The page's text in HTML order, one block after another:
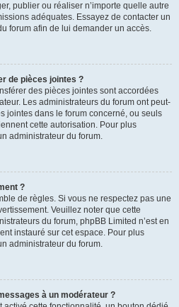
publier ou réaliser n’importe quelle autre
adéquates. Essayez de contacter un
forum afin de lui demander un accès.
de pièces jointes ?
des pièces jointes sont accordées
Les administrateurs du forum ont peut-
jointes dans le forum concerné, ou seuls
cette autorisation. Pour plus
administrateur du forum.
?
de règles. Si vous ne respectez pas une
Veuillez noter que cette
du forum, phpBB Limited n’est en
instauré sur cet espace. Pour plus
administrateur du forum.
à un modérateur ?